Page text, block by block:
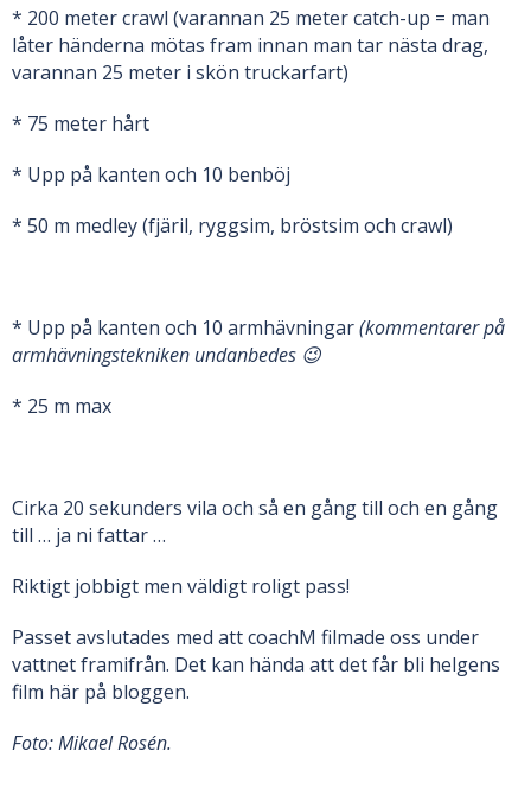
* 200 meter crawl (varannan 25 meter catch-up = man
låter händerna mötas fram innan man tar nästa drag,
varannan 25 meter i skön truckarfart)
* 75 meter hårt
* Upp på kanten och 10 benböj
* 50 m medley (fjäril, ryggsim, bröstsim och crawl)
* Upp på kanten och 10 armhävningar(kommentarer på
armhävningstekniken undanbedes 😉
* 25 m max
Cirka 20 sekunders vila och så en gång till och en gång
till … ja ni fattar …
Riktigt jobbigt men väldigt roligt pass!
Passet avslutades med att coachM filmade oss under
vattnet framifrån. Det kan hända att det får bli helgens
film här på bloggen.
Foto: Mikael Rosén.